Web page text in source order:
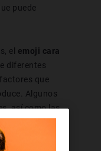
puede
el emoji cara
diferentes
que
Algunos
así como las
lo